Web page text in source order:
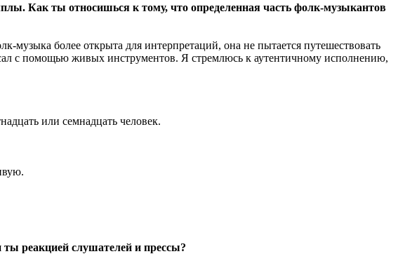
Как ты относишься к тому, что определенная часть фолк-музыкантов
более открыта для интерпретаций, она не пытается путешествовать
с помощью живых инструментов. Я стремлюсь к аутентичному исполнению,
или семнадцать человек.
реакцией слушателей и прессы?